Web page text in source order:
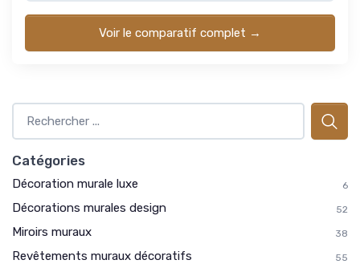
Voir le comparatif complet →
Catégories
Décoration murale luxe 6
Décorations murales design 52
Miroirs muraux 38
Revêtements muraux décoratifs 55